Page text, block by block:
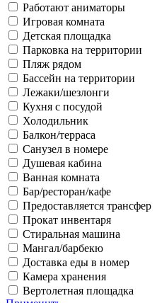
Работают аниматоры
Игровая комната
Детская площадка
Парковка на территории
Пляж рядом
Бассейн на территории
Лежаки/шезлонги
Кухня с посудой
Холодильник
Балкон/терраса
Санузел в номере
Душевая кабина
Ванная комната
Бар/ресторан/кафе
Предоставляется трансфер
Прокат инвентаря
Стиральная машина
Мангал/барбекю
Доставка еды в номер
Камера хранения
Вертолетная площадка